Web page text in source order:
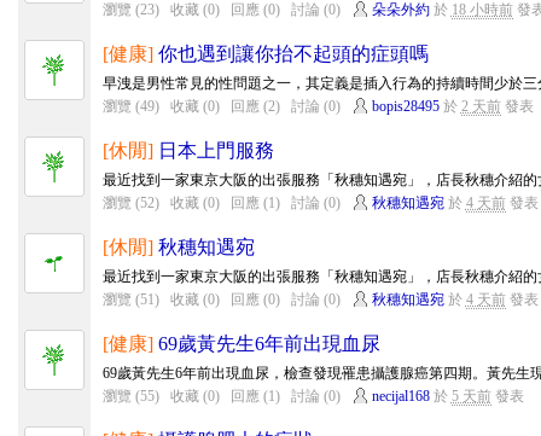
瀏覽 (23)
收藏 (0) 回應 (0) 討論 (0) 朵朵外約於 18 小時前發
[健康] 你也遇到讓你抬不起頭的症頭嗎
早洩是男性常見的性問題之一，其定義是插入行為的持續時間少於
瀏覽 (49)
收藏 (0) 回應 (2) 討論 (0) bopis28495於 2 天前發表
[休閒] 日本上門服務
最近找到一家東京大阪的出張服務「秋穗知遇宛」，店長秋穗介紹
瀏覽 (52)
收藏 (0) 回應 (1) 討論 (0) 秋穗知遇宛於 4 天前發表
[休閒] 秋穗知遇宛
最近找到一家東京大阪的出張服務「秋穗知遇宛」，店長秋穗介紹
瀏覽 (51)
收藏 (0) 回應 (0) 討論 (0) 秋穗知遇宛於 4 天前發表
[健康] 69歲黃先生6年前出現血尿
69歲黃先生6年前出現血尿，檢查發現罹患攝護腺癌第四期。黃先生
瀏覽 (55)
收藏 (0) 回應 (1) 討論 (0) necijal168於 5 天前發表